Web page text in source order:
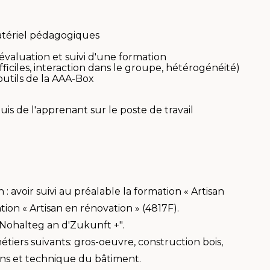
pédagogiques
et suivi d'une formation
interaction dans le groupe, hétérogénéité)
de la AAA-Box
de l'apprenant sur le poste de travail
avoir suivi au préalable la formation « Artisan
« Artisan en rénovation » (4817F).
an d'Zukunft +".
suivants: gros-oeuvre, construction bois,
et technique du bâtiment.